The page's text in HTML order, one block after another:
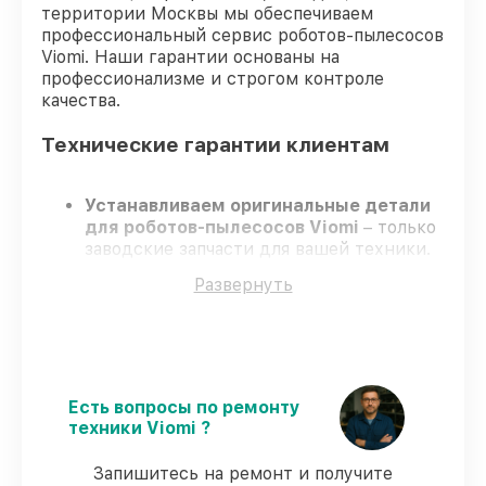
территории Москвы мы обеспечиваем
профессиональный сервис роботов-пылесосов
Viomi. Наши гарантии основаны на
профессионализме и строгом контроле
качества.
Технические гарантии клиентам
Устанавливаем оригинальные детали
для роботов-пылесосов Viomi – только
заводские запчасти для вашей техники.
проходят серьезную проверку знаний и
переносов.
Официальная гарантия
– на все виды
работ и комплектующие для роботов-
пылесосов Viomi предоставляется
Развернуть
Есть вопросы по ремонту
техники Viomi ?
Запишитесь на ремонт и получите